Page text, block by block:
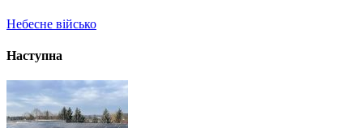
Небесне військо
Наступна